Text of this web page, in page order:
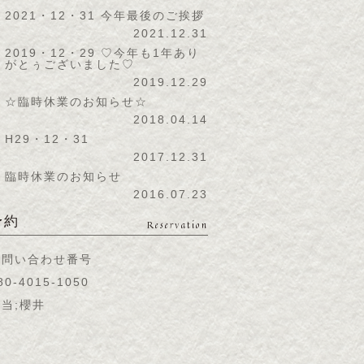
2021・12・31 今年最後のご挨拶
2021.12.31
2019・12・29 ♡今年も1年あり
がとぅございました♡
2019.12.29
☆臨時休業のお知らせ☆
2018.04.14
H29・12・31
2017.12.31
臨時休業のお知らせ
2016.07.23
約 Reservation
い合わせ番号
4015-1050
;櫻井